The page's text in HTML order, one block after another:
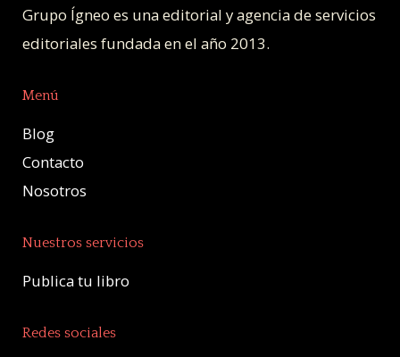
Grupo Ígneo es una editorial y agencia de servicios
editoriales fundada en el año 2013.
Menú
Blog
Contacto
Nosotros
Nuestros servicios
Publica tu libro
Redes sociales